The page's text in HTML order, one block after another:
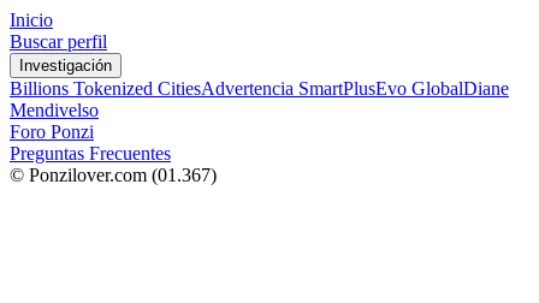
Inicio
Buscar perfil
Investigación
Billions Tokenized CitiesAdvertencia SmartPlusEvo GlobalDiane
Mendivelso
Foro Ponzi
Preguntas Frecuentes
© Ponzilover.com (01.367)